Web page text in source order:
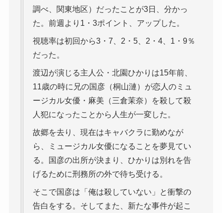
調べ、関東地区）だったことが3日、分かっ
た。前週より1・3ポイント、アップした。
視聴率は初回から3・7、2・5、2・4、1・9％
だった。
渡辺が演じる主人公・北園ひかりは15年前、
11歳の時に兄の国彦（桐山漣）が恋人のミュ
ージカル女優・麻美（三倉茉奈）を殺して殺
人犯になったことから人生が一変した。
故郷を去り、現在はキャバクラに勤めなが
ら、ミュージカル女優になることを夢見てい
る。国彦の出所が決まり、ひかりは別れを告
げるために刑務所の外で待ち受ける。
そこで国彦は「俺は殺していない」と衝撃の
告白をする。そしてまた、新たな事件が起こ